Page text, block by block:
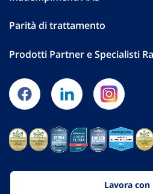
Parità di trattamento
Prodotti Partner e Specialisti
Lavora con